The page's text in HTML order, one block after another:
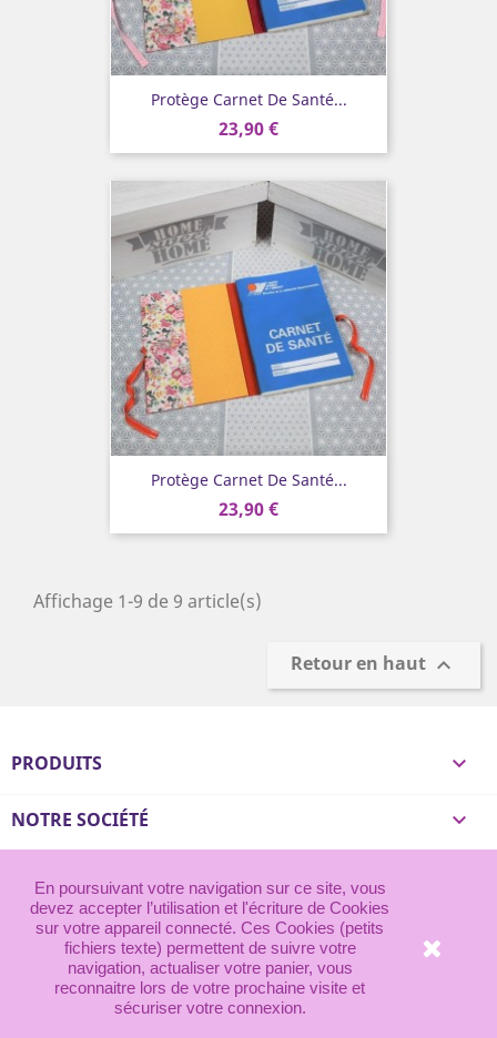
Protège Carnet De Santé...
23,90 €
Protège Carnet De Santé...
23,90 €
Affichage 1-9 de 9 article(s)
Retour en haut 
PRODUITS 
NOTRE SOCIÉTÉ 
VOTRE COMPTE
En poursuivant votre navigation sur ce site, vous
devez accepter l’utilisation et l'écriture de Cookies
sur votre appareil connecté. Ces Cookies (petits
fichiers texte) permettent de suivre votre
navigation, actualiser votre panier, vous
reconnaitre lors de votre prochaine visite et
sécuriser votre connexion.
© 2026 - Frenchy Mercerie